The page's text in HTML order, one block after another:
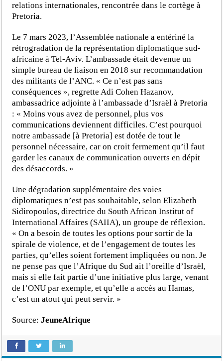
relations internationales, rencontrée dans le cortège à
Pretoria.
Le 7 mars 2023, l’Assemblée nationale a entériné la
rétrogradation de la représentation diplomatique sud-
africaine à Tel-Aviv. L’ambassade était devenue un
simple bureau de liaison en 2018 sur recommandation
des militants de l’ANC. « Ce n’est pas sans
conséquences », regrette Adi Cohen Hazanov,
ambassadrice adjointe à l’ambassade d’Israël à Pretoria
: « Moins vous avez de personnel, plus vos
communications deviennent difficiles. C’est pourquoi
notre ambassade [à Pretoria] est dotée de tout le
personnel nécessaire, car on croitfermement qu’il faut
garder les canaux de communication ouverts en dépit
des désaccords. »
Une dégradation supplémentaire des voies
diplomatiques n’est pas souhaitable, selon Elizabeth
Sidiropoulos, directrice du South African Institut of
International Affaires (SAIIA), un groupe de réflexion.
« On a besoin de toutes les options pour sortir de la
spirale de violence, et de l’engagement de toutes les
parties, qu’elles soient fortement impliquées ou non. Je
ne pense pas que l’Afrique du Sud ait l’oreille d’Israël,
mais si elle fait partie d’une initiative plus large, venant
de l’ONU par exemple, et qu’elle a accès au Hamas,
c’est un atout qui peut servir. »
Source: JeuneAfrique